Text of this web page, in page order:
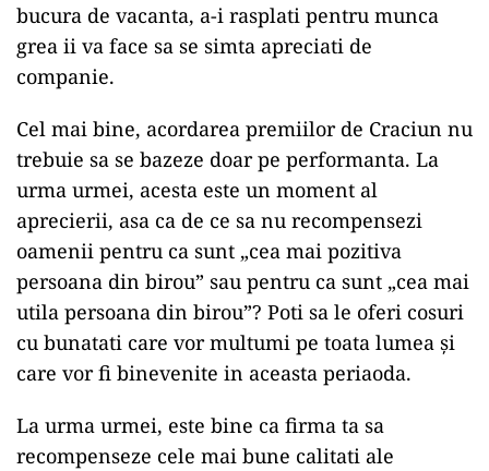
bucura de vacanta, a-i rasplati pentru munca
grea ii va face sa se simta apreciati de
companie.
Cel mai bine, acordarea premiilor de Craciun nu
trebuie sa se bazeze doar pe performanta. La
urma urmei, acesta este un moment al
aprecierii, asa ca de ce sa nu recompensezi
oamenii pentru ca sunt „cea mai pozitiva
persoana din birou” sau pentru ca sunt „cea mai
utila persoana din birou”? Poti sa le oferi cosuri
cu bunatati care vor multumi pe toata lumea și
care vor fi binevenite in aceasta periaoda.
La urma urmei, este bine ca firma ta sa
recompenseze cele mai bune calitati ale